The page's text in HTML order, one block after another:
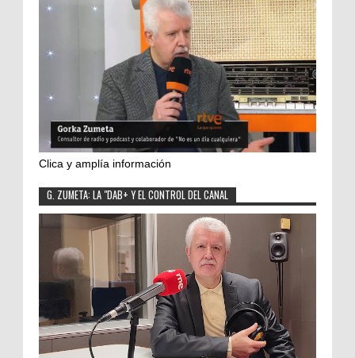
Clica y amplía información
G. ZUMETA: LA "DAB+ Y EL CONTROL DEL CANAL